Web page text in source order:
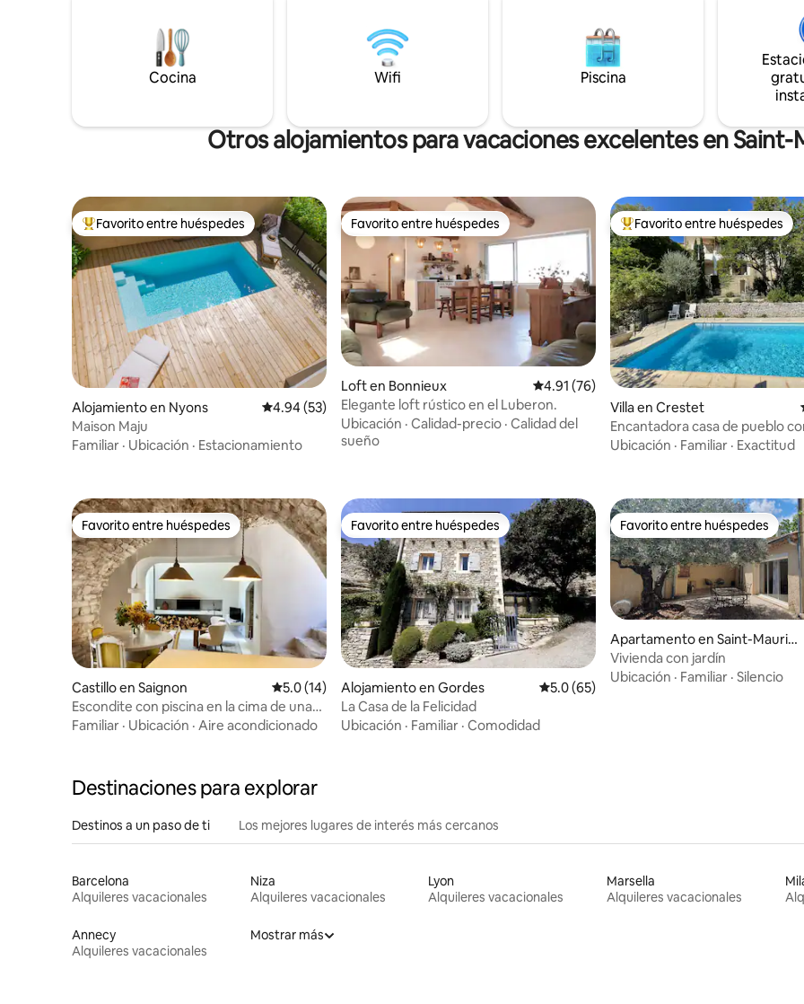
Cocina Wifi Piscina
Otros alojamientos para vacaciones excelentes en Saint-
Favorito entre huéspedes preferido
Favorito entre huéspedes
Alojamiento en Nyons Calificación promedio: 4.94 de 5, 53 reseñas
4.94 (53)
Maison Maju
Familiar · Ubicación · Estacionamiento
Favorito entre huéspedes
Favorito entre huéspedes
Loft en Bonnieux Calificación promedio: 4.91 de 5, 76 reseñas
4.91 (76)
Elegante loft rústico en el Luberon.
Ubicación · Calidad-precio · Calidad del
sueño
Favorito entre huéspedes
Favorito entre huéspedes
Villa en Crestet
Encantadora casa de pueblo
preciosas vistas
Ubicación · Familiar · Exactitud
Favorito entre huéspedes
Favorito entre huéspedes
Castillo en Saignon Calificación promedio: 5.0 de 5, 14 reseñas
5.0 (14)
Escondite con piscina en la cima de una
colina en Luberon
Familiar · Ubicación · Aire acondicionado
Favorito entre huéspedes
Favorito entre huéspedes
Alojamiento en Gordes Calificación promedio: 5.0 de 5, 65 reseñas
5.0 (65)
La Casa de la Felicidad
Ubicación · Familiar · Comodidad
Favorito entre huéspedes
Favorito entre huéspedes
Apartamento en Saint-Maurice
-sur-Eygues
Vivienda con jardín
Ubicación · Familiar · Silencio
Destinaciones para explorar
Destinos a un paso de ti Los mejores lugares de interés más cercanos
Barcelona
Alquileres vacacionales
Niza
Alquileres vacacionales
Lyon
Alquileres vacacionales
Marsella
Alquileres vacacionales
Annecy
Alquileres vacacionales
Mostrar más